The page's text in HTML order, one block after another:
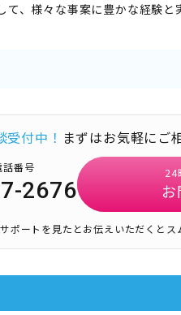
、様々な事案に豊かな経験と
受付中！ まずはお気軽にご
話番号
2676
24
ポートを見たとお伝えいただくとス